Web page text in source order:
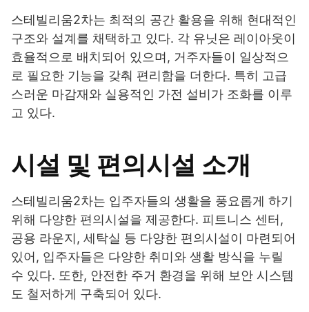
스테빌리움2차는 최적의 공간 활용을 위해 현대적인
구조와 설계를 채택하고 있다. 각 유닛은 레이아웃이
효율적으로 배치되어 있으며, 거주자들이 일상적으
로 필요한 기능을 갖춰 편리함을 더한다. 특히 고급
스러운 마감재와 실용적인 가전 설비가 조화를 이루
고 있다.
시설 및 편의시설 소개
스테빌리움2차는 입주자들의 생활을 풍요롭게 하기
위해 다양한 편의시설을 제공한다. 피트니스 센터,
공용 라운지, 세탁실 등 다양한 편의시설이 마련되어
있어, 입주자들은 다양한 취미와 생활 방식을 누릴
수 있다. 또한, 안전한 주거 환경을 위해 보안 시스템
도 철저하게 구축되어 있다.